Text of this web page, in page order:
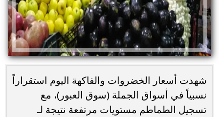
شهدت أسعار الخضروات والفاكهة اليوم استقراراً
نسبياً في أسواق الجملة (سوق العبور)، مع
تسجيل الطماطم مستويات مرتفعة نتيجة لـ